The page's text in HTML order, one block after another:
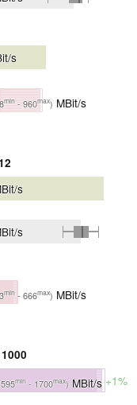
s
min- 960max) MBit/s
s
s
min - 666max) MBit/s
min - 1700max) MBit/s +1%